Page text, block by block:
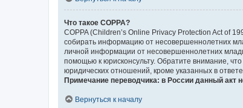
Что такое COPPA?
COPPA (Children’s Online Privacy Protection Act of
собирать информацию от несовершеннолетних
личной информации от несовершеннолетних
помощью к юрисконсульту. Обратите внимание,
юридических отношений, кроме указанных в
Примечание переводчика: в России данный акт
Вернуться к началу